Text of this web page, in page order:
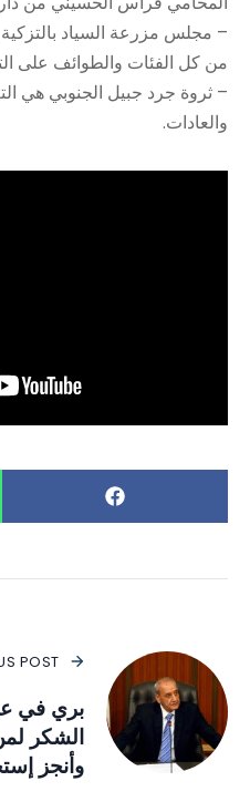
– مجلس مزرعة السياد
من كل الفئات والطوائف على
– ثروة جرد جبيل الجنوبي هي
والعادات.
POST
بري في
الشكر
وأنجز